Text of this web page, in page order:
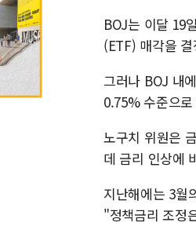
BOJ는 이달 19
(ETF) 매각을
그러나 BOJ 내
0.75% 수준으
노구치 위원은
데 금리 인상에
지난해에는 3월
"정책금리 조정